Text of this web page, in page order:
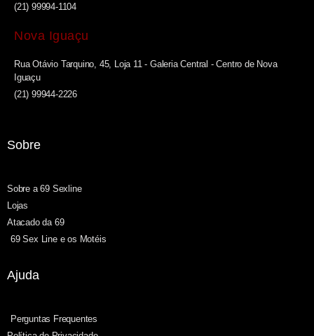
(21) 99994-1104
Nova Iguaçu
Rua Otávio Tarquino, 45, Loja 11 - Galeria Central - Centro de Nova
Iguaçu
(21) 99944-2226
Sobre
Sobre a 69 Sexline
Lojas
Atacado da 69
69 Sex Line e os Motéis
Ajuda
Perguntas Frequentes